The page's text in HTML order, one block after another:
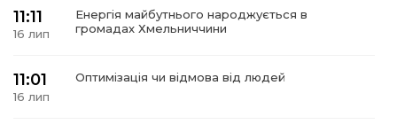
11:11
16 лип
Енергія майбутнього народжується в
громадах Хмельниччини
11:01
16 лип
Оптимізація чи відмова від людей